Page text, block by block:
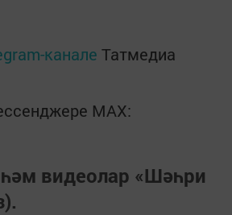
канале Татмедиа
MАХ:
видеолар «Шәһри